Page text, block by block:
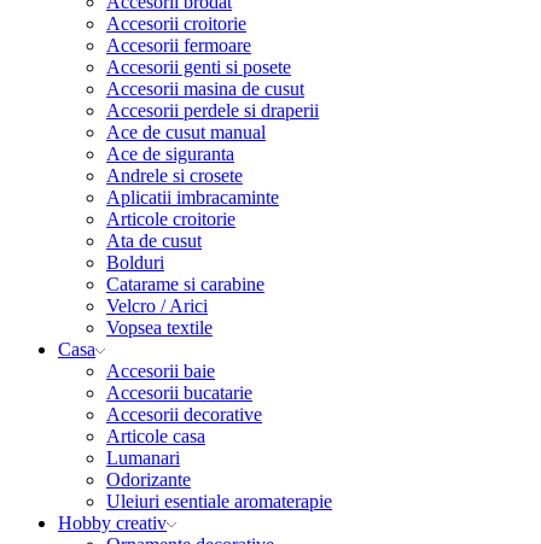
Accesorii croitorie
Accesorii fermoare
Accesorii genti si posete
Accesorii masina de cusut
Accesorii perdele si draperii
Ace de cusut manual
Ace de siguranta
Andrele si crosete
Aplicatii imbracaminte
Articole croitorie
Ata de cusut
Bolduri
Catarame si carabine
Velcro / Arici
Vopsea textile
Casa
Accesorii baie
Accesorii bucatarie
Accesorii decorative
Articole casa
Lumanari
Odorizante
Uleiuri esentiale aromaterapie
Hobby creativ